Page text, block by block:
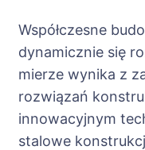
Współczesne
dynamicznie się
mierze wynika z
rozwiązań
innowacyjnym
stalowe